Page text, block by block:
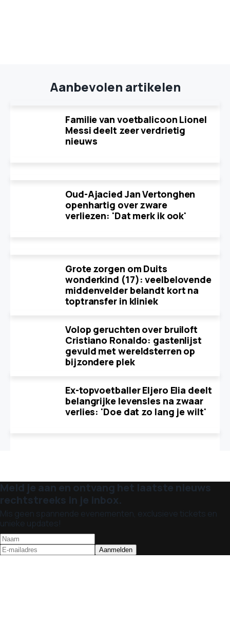
Aanbevolen artikelen
Familie van voetbalicoon Lionel
Messi deelt zeer verdrietig
nieuws
Oud-Ajacied Jan Vertonghen
openhartig over zware
verliezen: 'Dat merk ik ook'
Grote zorgen om Duits
wonderkind (17): veelbelovende
middenvelder belandt kort na
toptransfer in kliniek
Volop geruchten over bruiloft
Cristiano Ronaldo: gastenlijst
gevuld met wereldsterren op
bijzondere plek
Ex-topvoetballer Eljero Elia deelt
belangrijke levensles na zwaar
verlies: 'Doe dat zo lang je wilt'
Meld je aan en ontvang het laatste nieuws
rechtstreeks in je inbox.
Mis geen spannende evenementen, exclusieve tickets en
unieke updates!